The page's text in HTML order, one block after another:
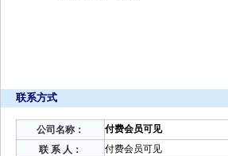
联系方式
公司名称：
付费会员可见
联 系 人：
付费会员可见